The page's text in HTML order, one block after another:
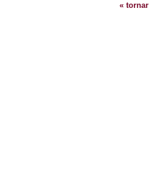
« tornar